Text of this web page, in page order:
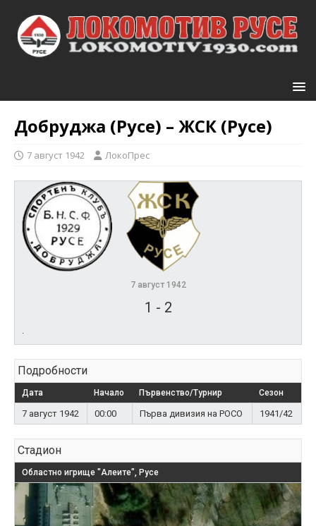
Добруджа (Русе) – ЖСК (Русе)
7 август 1942 ЛокоПрес
7 август 1942
1 - 2
Подробности
Дата Начало Първенство/Турнир Сезон
7 август 1942 00:00 Първа дивизия на РОСО 1941/42
Стадион
Областно игрище "Алеите", Русе